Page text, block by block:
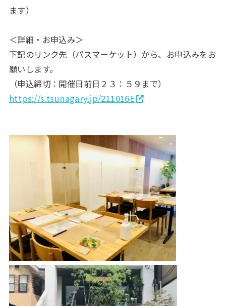
ます）
＜詳細・お申込み＞
下記のリンク先（パスマーケット）から、お申込みをお
願いします。
（申込締切：開催日前日２３：５９まで）
https://s.tsunagary.jp/211016E